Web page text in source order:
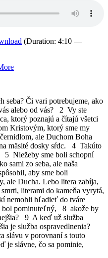
(Duration: 4:10 —
seba? Či vari potrebujeme, ako
alebo od vás? 2 Vy ste
ktorý poznajú a čítajú všetci
Kristovým, ktorý sme my
ale Duchom Boha
mäsité dosky sŕdc. 4 Takúto
5 Niežeby sme boli schopní
sami zo seba, ale naša
aby sme boli
ale Ducha. Lebo litera zabíja,
literami do kameňa vyrytá,
nemohli hľadieť do tváre
bol pominuteľný, 8 akože by
9 A keď už služba
je služba ospravedlnenia?
slávu v porovnaní s touto
je slávne, čo sa pominie,